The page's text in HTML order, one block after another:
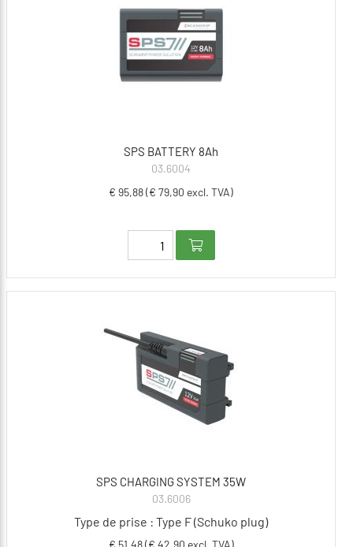
SPS BATTERY 8Ah
03.6004
€ 95,88 (€ 79,90 excl. TVA)
SPS CHARGING SYSTEM 35W
03.6006
Type de prise : Type F (Schuko plug)